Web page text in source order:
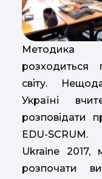
Методика
розходиться
світу.
Україні
розповідати
EDU-
Ukraine 2017,
розпочати